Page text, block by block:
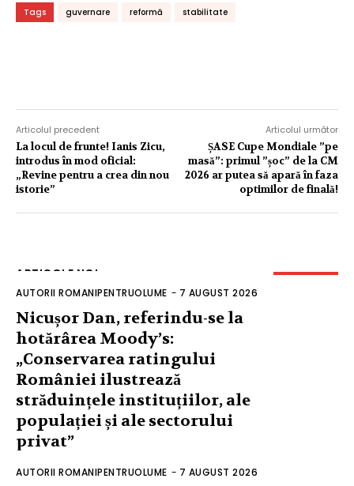
Tags guvernare reformă stabilitate
Articolul precedent
La locul de frunte! Ianis Zicu,
introdus în mod oficial:
„Revine pentru a crea din nou
istorie”
Articolul următor
ȘASE Cupe Mondiale ”pe
masă”: primul ”șoc” de la CM
2026 ar putea să apară în faza
optimilor de finală!
ARTICOLE NOI
AUTORII ROMANIPENTRUOLUME - 7 AUGUST 2026
Nicușor Dan, referindu-se la
hotărârea Moody’s:
„Conservarea ratingului
României ilustrează
străduințele instituțiilor, ale
populației și ale sectorului
privat”
AUTORII ROMANIPENTRUOLUME - 7 AUGUST 2026